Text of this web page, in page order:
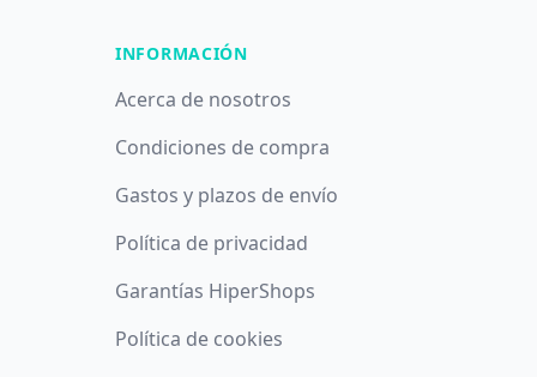
INFORMACIÓN
Acerca de nosotros
Condiciones de compra
Gastos y plazos de envío
Política de privacidad
Garantías HiperShops
Política de cookies